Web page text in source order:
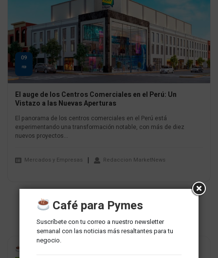
09
FEB
El auge de los Centros Comerciales en el Perú: Un
Vistazo a las Nuevas Aperturas
El panorama de los centros comerciales en el Perú está
experimentando una transformación notable, con más de diez
nuevos proyectos...
Mercados y Empresas Redaccion MarketNews
Café para Pymes
Suscríbete con tu correo a nuestro newsletter
semanal con las noticias más resaltantes para tu
negocio.